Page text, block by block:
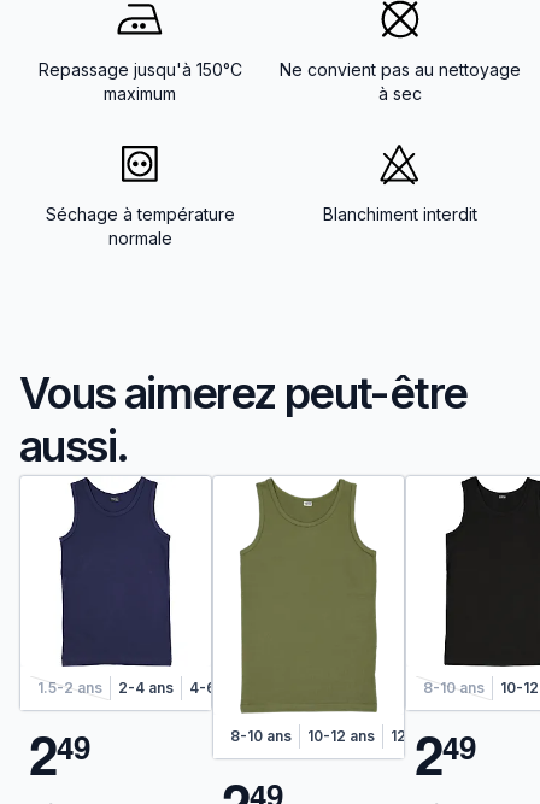
Repassage jusqu'à 150°C
maximum
Ne convient pas au nettoyage
à sec
Séchage à température
normale
Blanchiment interdit
Vous aimerez peut-être
aussi.
1.5-2 ans 2-4 ans 4-6 ans
249 8-10 ans 10-12 ans 12-14 ans
8-10 ans 10-
249